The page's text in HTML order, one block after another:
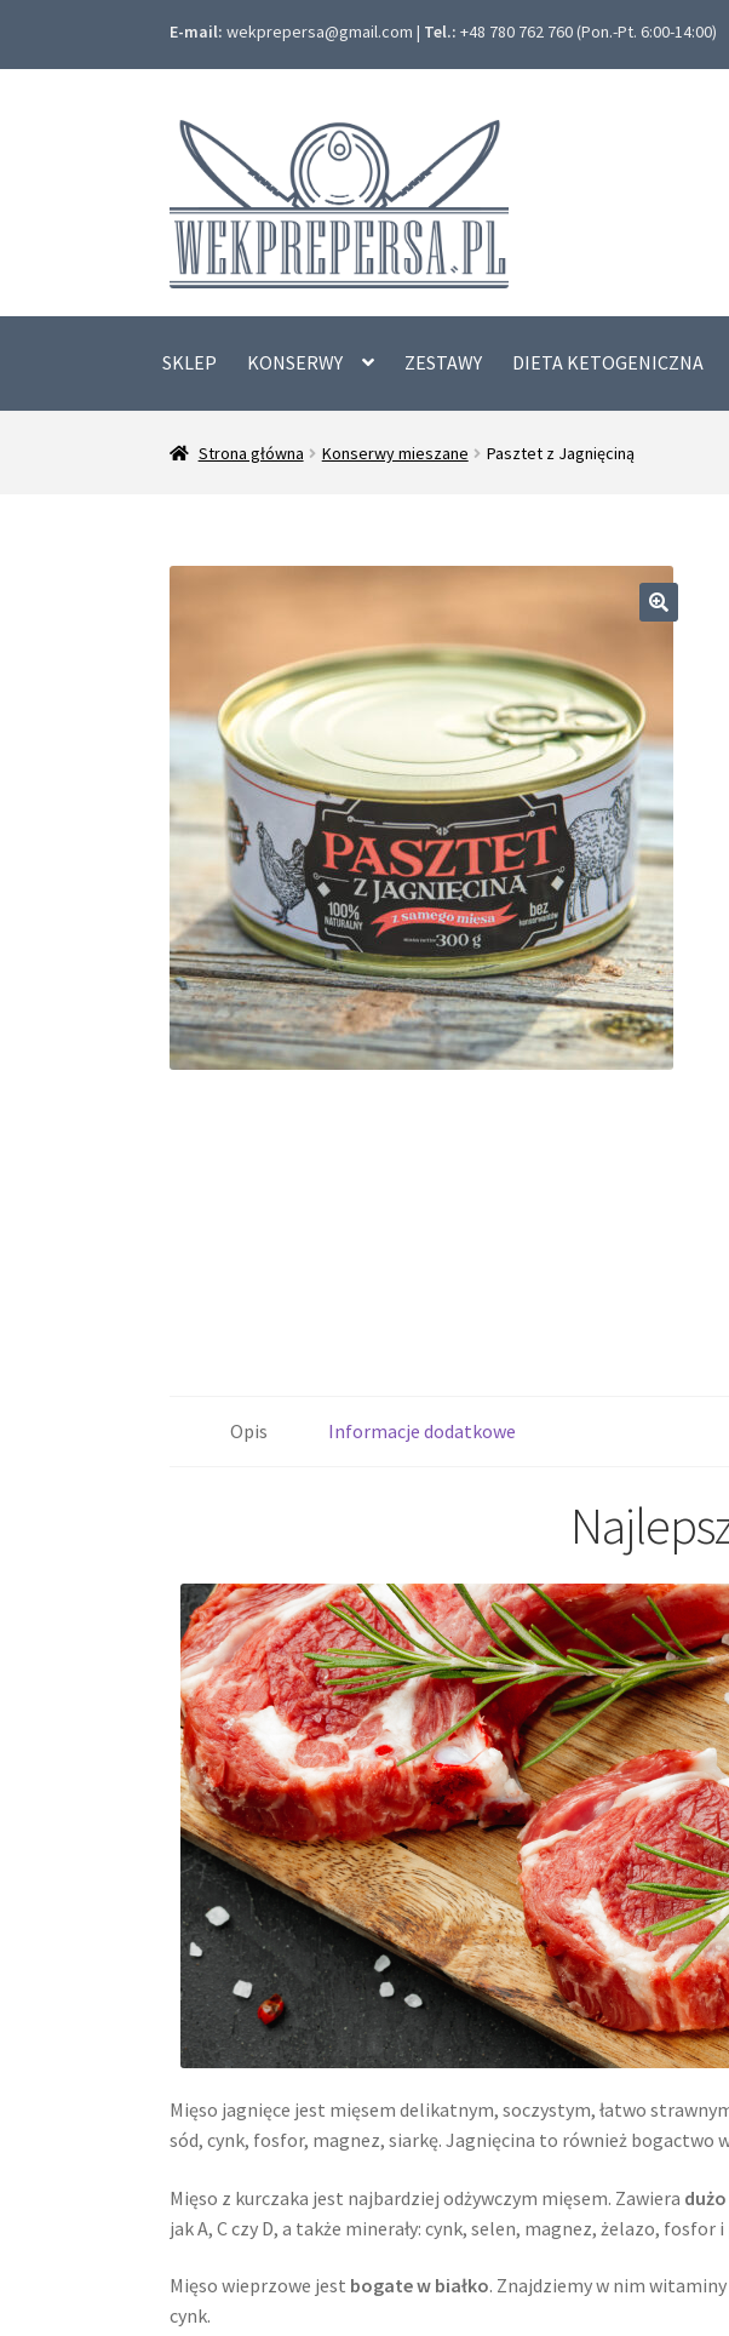
E-mail: wekprepersa@gmail.com | Tel.: +48 780 762 760 (Pon.-Pt. 6:00-14:00)
Przejdź
nawigacji
Przejdź
SKLEP KONSERWY ZESTAWY DIETA KETOGENICZNA
Strona główna Konserwy mieszane Pasztet z Jagnięciną
Opis Informacje dodatkowe
Mięso jagnięce jest mięsem delikatnym, soczystym, łatwo
sód, cynk, fosfor, magnez, siarkę. Jagnięcina to również bogactwo
Mięso z kurczaka jest najbardziej odżywczym mięsem. Zawiera
jak A, C czy D, a także minerały: cynk, selen, magnez, żelazo, fosfor
Mięso wieprzowe jest bogate w białko. Znajdziemy w nim
cynk.